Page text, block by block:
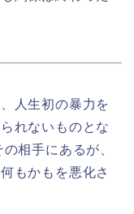
人生初の暴力を
れないものとな
相手にあるが、
もかもを悪化さ